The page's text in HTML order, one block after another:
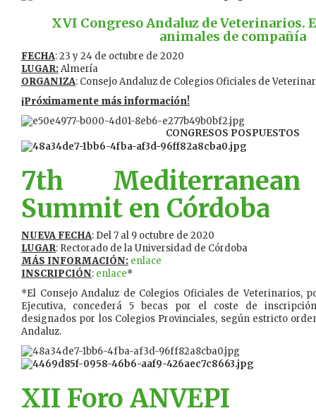
XVI Congreso Andaluz de Veterinarios.
animales de compañía
FECHA: 23 y 24 de octubre de 2020
LUGAR:Almería
ORGANIZA: Consejo Andaluz de Colegios Oficiales de
¡Próximamente más información!
CONGRESOS POSPUESTOS
7th
Summit en Córdoba
NUEVA FECHA: Del 7 al 9 octubre de 2020
LUGAR: Rectorado de la Universidad de Córdoba
MÁS INFORMACIÓN: enlace
INSCRIPCIÓN: enlace*
*El Consejo Andaluz de Colegios Oficiales de Veterinarios,
Ejecutiva, concederá 5 becas por el coste de
designados por los Colegios Provinciales, según estricto
Andaluz.
XII Foro ANVEPI